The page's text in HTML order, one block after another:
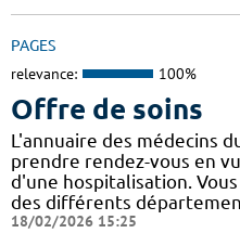
PAGES
relevance: 100%
Offre de soins
L'annuaire des médecins
prendre rendez-vous en
d'une hospitalisation.
des différents
18/02/2026 15:25